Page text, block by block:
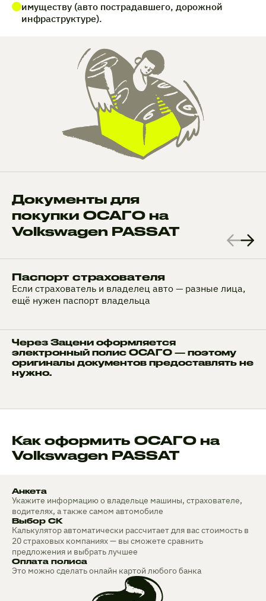
имуществу (авто пострадавшего, дорожной
инфраструктуре).
Документы для
покупки ОСАГО на
Volkswagen PASSAT
Паспорт страхователя
Если страхователь и владелец авто — разные лица,
ещё нужен паспорт владельца
Через Зацени оформляется
электронный полис ОСАГО — поэтому
оригиналы документов предоставлять не
нужно.
Как оформить ОСАГО на
Volkswagen PASSAT
Анкета
Укажите информацию о владельце машины, страхователе,
водителях, а также самом автомобиле
Выбор СК
Калькулятор автоматически рассчитает для вас стоимость в
20 страховых компаниях — вы сможете сравнить
предложения и выбрать лучшее
Оплата полиса
Это можно сделать онлайн картой любого банка